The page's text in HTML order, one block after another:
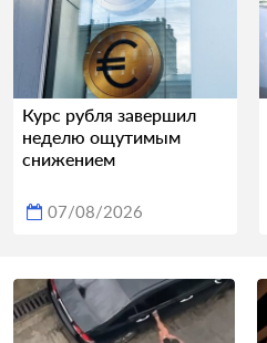
Курс рубля завершил
неделю ощутимым
снижением
07/08/2026